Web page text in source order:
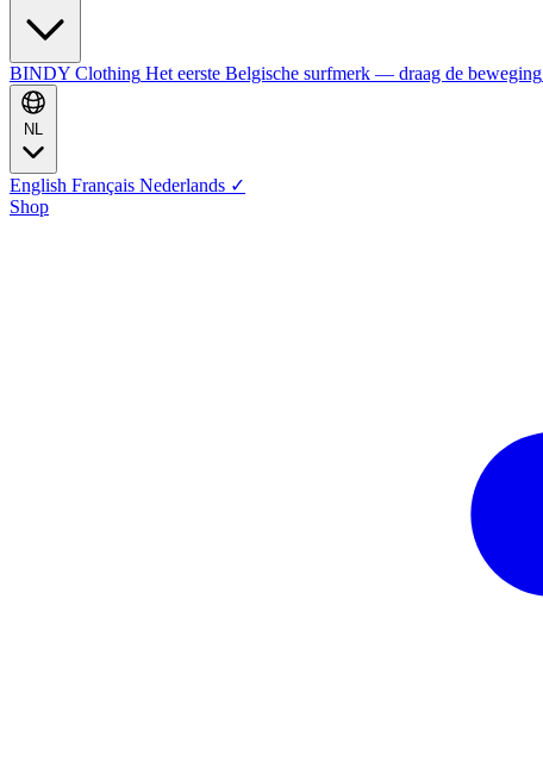
BINDY Clothing Het eerste Belgische surfmerk — draag de beweging
English Français Nederlands ✓
Shop